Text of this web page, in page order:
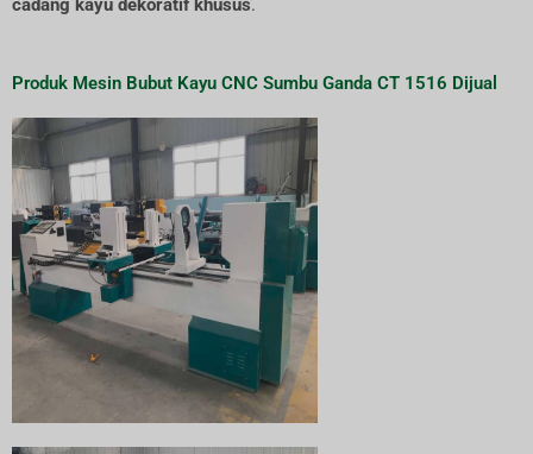
cadang kayu dekoratif khusus.
Produk Mesin Bubut Kayu CNC Sumbu Ganda CT 1516 Dijual